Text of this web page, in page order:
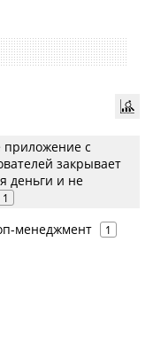
приложение с
закрывает
деньги и не
1
менеджмент 1